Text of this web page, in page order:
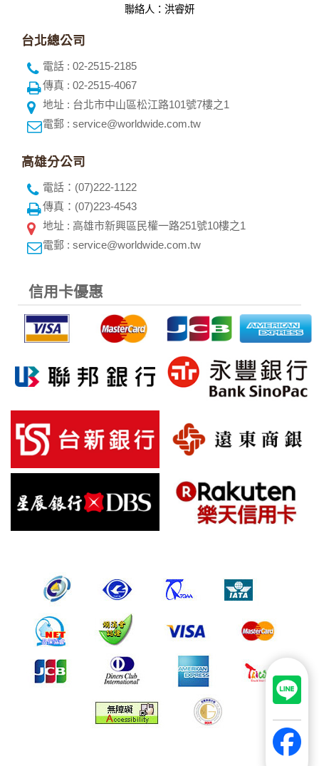
聯絡人：洪睿妍
台北總公司
電話 : 02-2515-2185
傳真 : 02-2515-4067
地址 : 台北市中山區松江路101號7樓之1
電郵 : service@worldwide.com.tw
高雄分公司
電話：(07)222-1122
傳真：(07)223-4543
地址 : 高雄市新興區民權一路251號10樓之1
電郵 : service@worldwide.com.tw
信用卡優惠